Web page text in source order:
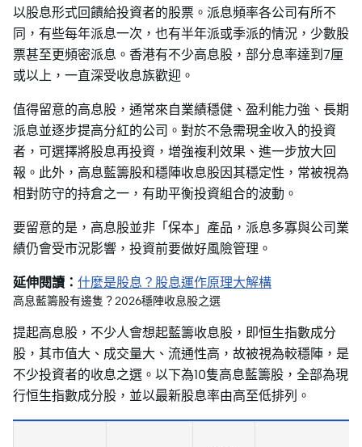
以股息形式回饋給投資者的股票。派息頻率各公司有所不
同，有些每年派息一次，也有半年派或季派的情況，少數股
票甚至更頻密派息。香港有不少高息股，部分息率達到7厘
或以上，一直深受收息族歡迎。
值得留意的高息股，通常來自業績穩健、盈利能力強、長期
派息並逐步提高分紅的公司。對於不急需現金收入的投資
者，可選擇將股息再投資，增強複利效果、進一步放大回
報。此外，高息藍籌股和穩陣收息股因其穩定性，常被視為
相對防守的持倉之一，有助平衡投資組合的波動。
要留意的是，高息股並非「保本」產品，派息多寡與公司業
績仍會受市況影響，投資前要做好風險管理。
延伸閱讀： 什麼是股息？股息運作原理大解構
高息藍籌股有邊隻？2026穩陣收息股之選
提起高息股，不少人會想起藍籌收息股，即恒生指數成分
股，其市值大、成交量大、流通性高，故被視為較穩陣，是
不少投資者的收息之選。以下為10隻高息藍籌股，全部為現
行恒生指數成分股，並以最新股息率由高至低排列。